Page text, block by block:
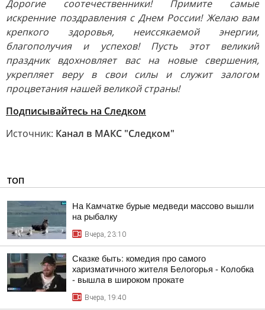
Дорогие соотечественники! Примите самые
искренние поздравления с Днем России! Желаю вам
крепкого здоровья, неиссякаемой энергии,
благополучия и успехов! Пусть этот великий
праздник вдохновляет вас на новые свершения,
укрепляет веру в свои силы и служит залогом
процветания нашей великой страны!
Подписывайтесь на Следком
Источник: Канал в МАКС "Следком"
ТОП
На Камчатке бурые медведи массово вышли
на рыбалку
Вчера, 23:10
Сказке быть: комедия про самого
харизматичного жителя Белогорья - Колобка
- вышла в широком прокате
Вчера, 19:40